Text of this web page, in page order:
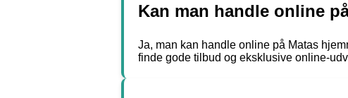
Kan man handle online
Ja, man kan handle online på Matas
finde gode tilbud og eksklusive online-